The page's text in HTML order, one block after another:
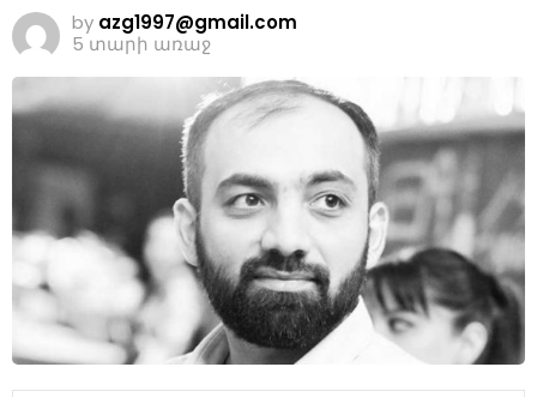
by azg1997@gmail.com
5 տարի առաջ